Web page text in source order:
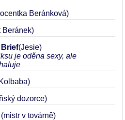
Beránková)
Beránek)
Brief(Jesie)
je oděna sexy, ale
dozorce)
(mistr v továrně)